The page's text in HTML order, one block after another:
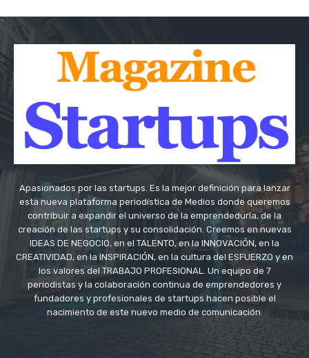
Apasionados por las startups. Es la mejor definición para lanzar
esta nueva plataforma periodística de Medios donde queremos
contribuir a expandir el universo de la emprendeduría, de la
creación de las startups y su consolidación. Creemos en nuevas
IDEAS DE NEGOCIO, en el TALENTO, en la INNOVACIÓN, en la
CREATIVIDAD, en la INSPIRACIÓN, en la cultura del ESFUERZO y en
los valores del TRABAJO PROFESIONAL. Un equipo de 7
periodistas y la colaboración continua de emprendedores y
fundadores y profesionales de startups hacen posible el
nacimiento de este nuevo medio de comunicación.